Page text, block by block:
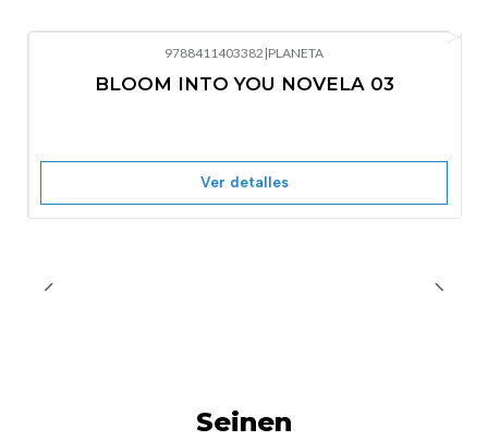
Nuevo
9788411403382 |PLANETA
BLOOM INTO YOU NOVELA 03
Ver detalles
Seinen